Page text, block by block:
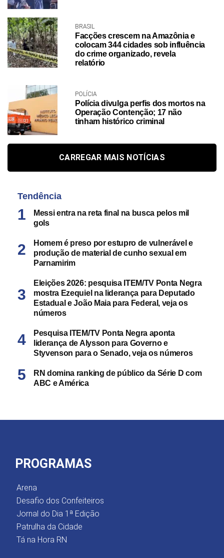
BRASIL
Facções crescem na Amazônia e
colocam 344 cidades sob influência
do crime organizado, revela
relatório
POLÍCIA
Polícia divulga perfis dos mortos na
Operação Contenção; 17 não
tinham histórico criminal
CARREGAR MAIS NOTÍCIAS
Tendência
Messi entra na reta final na busca pelos mil
gols
Homem é preso por estupro de vulnerável e
produção de material de cunho sexual em
Parnamirim
Eleições 2026: pesquisa ITEM/TV Ponta Negra
mostra Ezequiel na liderança para Deputado
Estadual e João Maia para Federal, veja os
números
Pesquisa ITEM/TV Ponta Negra aponta
liderança de Alysson para Governo e
Styvenson para o Senado, veja os números
RN domina ranking de público da Série D com
ABC e América
PROGRAMAS
Arena
Desafio dos Confeiteiros
Jornal do Dia 1ª Edição
Patrulha da Cidade
Tá na Hora RN